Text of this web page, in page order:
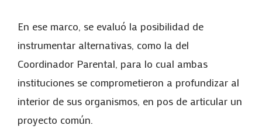
En ese marco, se evaluó la posibilidad de
instrumentar alternativas, como la del
Coordinador Parental, para lo cual ambas
instituciones se comprometieron a profundizar al
interior de sus organismos, en pos de articular un
proyecto común.